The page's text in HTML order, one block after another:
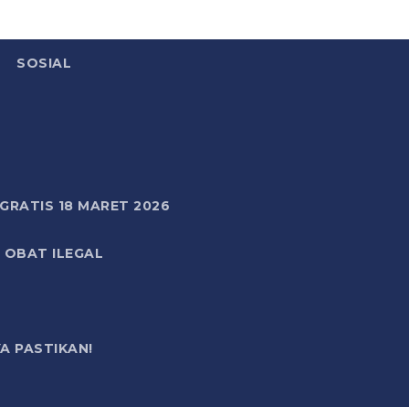
SOSIAL
18 MARET 2026
OBAT ILEGAL
PASTIKAN!